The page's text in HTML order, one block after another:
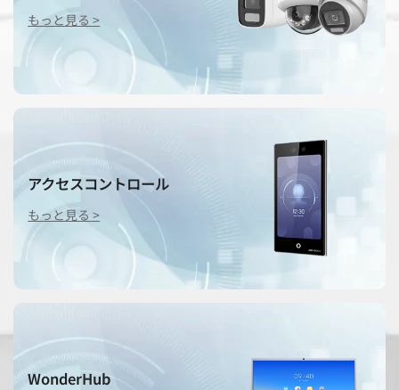
もっと見る >
アクセスコントロール
もっと見る >
WonderHub